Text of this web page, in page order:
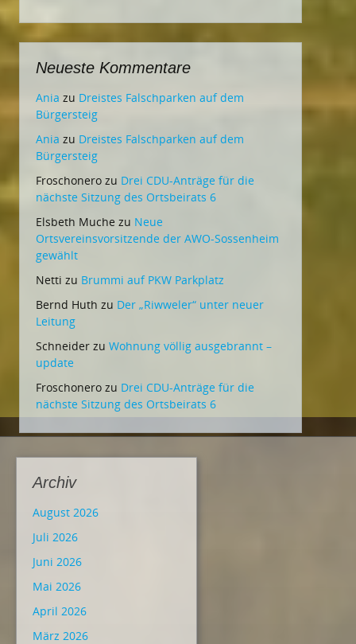
Neueste Kommentare
Ania zu Dreistes Falschparken auf dem
Bürgersteig
Ania zu Dreistes Falschparken auf dem
Bürgersteig
Froschonero zu Drei CDU-Anträge für die
nächste Sitzung des Ortsbeirats 6
Elsbeth Muche zu Neue
Ortsvereinsvorsitzende der AWO-Sossenheim
gewählt
Netti zu Brummi auf PKW Parkplatz
Bernd Huth zu Der „Riwweler“ unter neuer
Leitung
Schneider zu Wohnung völlig ausgebrannt –
update
Froschonero zu Drei CDU-Anträge für die
nächste Sitzung des Ortsbeirats 6
Archiv
August 2026
Juli 2026
Juni 2026
Mai 2026
April 2026
März 2026